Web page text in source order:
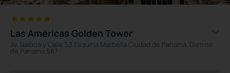
Las Américas Golden Tower
Av. Balboa y Calle 53 Esquina Marbella Ciudad de Panamá, Distrito
de Panama 587